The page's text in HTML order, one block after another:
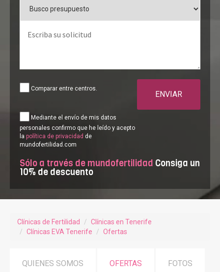
Comparar entre centros.
Mediante el envío de mis datos
personales confirmo que he leído y acepto
la política de privacidad de
mundofertilidad.com
ENVIAR
Sólo a través de mundofertilidad Consiga un
10% de descuento
Clínicas de Fertilidad
Clínicas en Tenerife
Clínicas EVA Tenerife
Ofertas
QUIENES SOMOS OFERTAS FOTOS